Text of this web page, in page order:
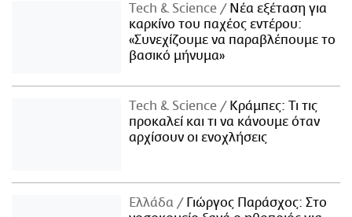
Τech & Science
Νέα εξέταση για
καρκίνο του παχέος εντέρου:
«Συνεχίζουμε να παραβλέπουμε το
βασικό μήνυμα»
Τech & Science
Κράμπες: Τι τις
προκαλεί και τι να κάνουμε όταν
αρχίσουν οι ενοχλήσεις
Ελλάδα
Γιώργος Παράσχος: Στο